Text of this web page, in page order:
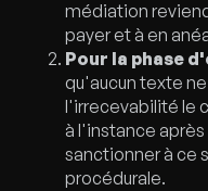
médiation
payer et à en
Pour la phase
qu'aucun texte
l'irrecevabilité le
à l'instance
sanctionner à ce
procédurale.